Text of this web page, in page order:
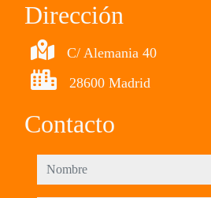
Dirección
C/ Alemania 40
28600 Madrid
Contacto
nombre